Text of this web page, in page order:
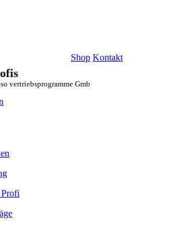
Shop Kontakt
vertriebsprogramme GmbH